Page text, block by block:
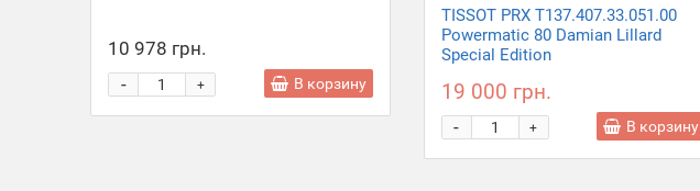
10 978 грн.
+
- В корзину
TISSOT PRX T137.407.33.051.00
Powermatic 80 Damian Lillard
Special Edition
19 000 грн.
+
- В корзину